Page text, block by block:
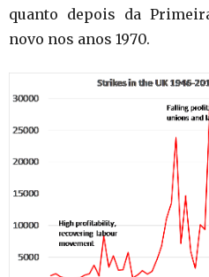
quanto depois da
novo nos anos 1970.